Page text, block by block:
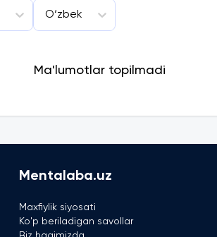
O‘zbek
Ma'lumotlar topilmadi
Mentalaba.uz
Maxfiylik siyosati
Ko'p beriladigan savollar